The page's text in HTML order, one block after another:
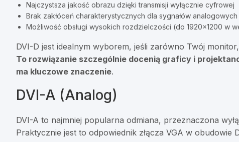
Najczystsza jakość obrazu dzięki transmisji wyłącznie cyfrowej
Brak zakłóceń charakterystycznych dla sygnałów analogowych
Możliwość obsługi wysokich rozdzielczości (do 1920×1200 w
DVI-D jest idealnym wyborem, jeśli zarówno Twój
To rozwiązanie szczególnie docenią graficy i
ma kluczowe znaczenie.
DVI-A (Analog)
DVI-A to najmniej popularna odmiana, przeznaczona
Praktycznie jest to odpowiednik złącza VGA w obudowie